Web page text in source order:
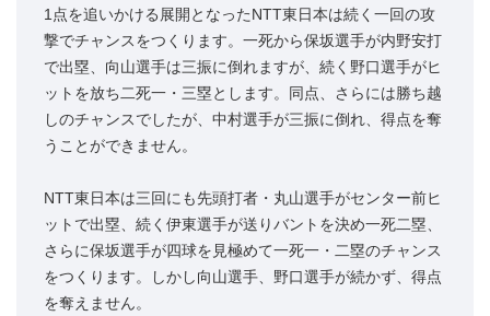
1点を追いかける展開となったNTT東日本は続く一回の攻
撃でチャンスをつくります。一死から保坂選手が内野安打
で出塁、向山選手は三振に倒れますが、続く野口選手がヒ
ットを放ち二死一・三塁とします。同点、さらには勝ち越
しのチャンスでしたが、中村選手が三振に倒れ、得点を奪
うことができません。
NTT東日本は三回にも先頭打者・丸山選手がセンター前ヒ
ットで出塁、続く伊東選手が送りバントを決め一死二塁、
さらに保坂選手が四球を見極めて一死一・二塁のチャンス
をつくります。しかし向山選手、野口選手が続かず、得点
を奪えません。